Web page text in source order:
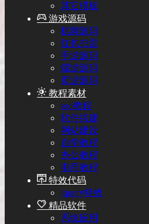
其它模板
游戏源码
棋牌源码
红包扫雷
手游源码
端游源码
页游源码
教程素材
seo教程
软件搭建
网站建设
自学教程
办公教程
电商教程
特效代码
jquery特效
精品软件
系统应用